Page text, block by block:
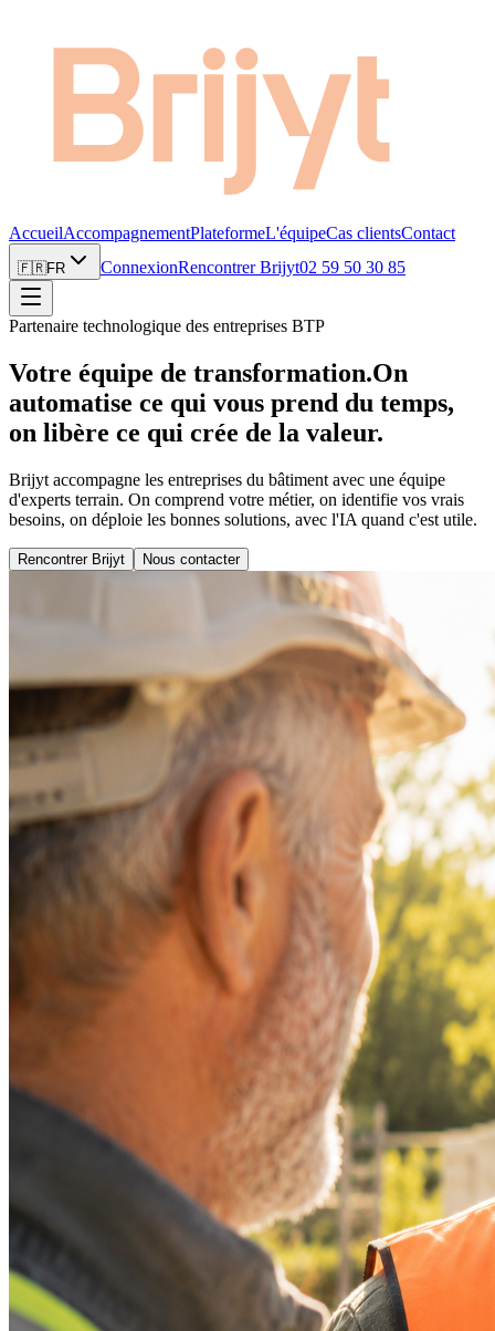
AccueilAccompagnementPlateformeL'équipeCas clientsContact
🇫🇷FR ConnexionRencontrer Brijyt02 59 50 30 85
Partenaire technologique des entreprises BTP
Votre équipe de transformation.On
automatise ce qui vous prend du temps,
on libère ce qui crée de la valeur.
Brijyt accompagne les entreprises du bâtiment avec une équipe
d'experts terrain. On comprend votre métier, on identifie vos vrais
besoins, on déploie les bonnes solutions, avec l'IA quand c'est utile.
Rencontrer Brijyt Nous contacter